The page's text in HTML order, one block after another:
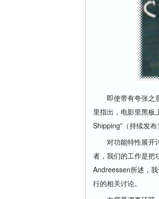
即使带有夸张之意
里指出，电影里黑板
Shipping”（持续发布
对功能特性展开讨
者，我们的工作是把
Andreessen所述，
行的相关讨论。